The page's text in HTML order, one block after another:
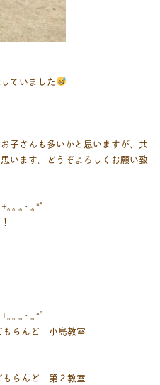
ていました
子さんも多いかと思いますが、共
います。どうぞよろしくお願い致
｡｡.｡･.｡*ﾟ
｡｡.｡･.｡*ﾟ
もらんど 小島教室
もらんど 第２教室